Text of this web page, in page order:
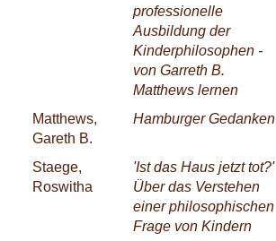
professionelle
Ausbildung der
Kinderphilosophen -
von Garreth B.
Matthews lernen
Matthews,
Gareth B.
Hamburger Gedanken
Staege,
Roswitha
'Ist das Haus jetzt tot?'
Über das Verstehen
einer philosophischen
Frage von Kindern